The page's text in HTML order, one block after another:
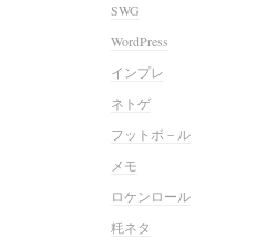
SWG
WordPress
インプレ
ネトゲ
フットボ－ル
メモ
ロケンロール
粍ネタ